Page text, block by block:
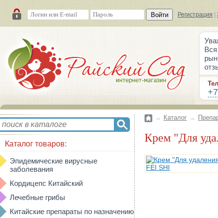
Войти Регистрация
Каталог товаров:
Эпидемические вирусные
заболевания
Кордицепс Китайский
Лечебные грибы
Китайские препараты по назначению
→ Каталог →
Крем "Для